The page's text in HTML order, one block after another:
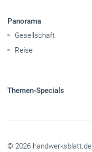
Panorama
Gesellschaft
Reise
Themen-Specials
© 2026 handwerksblatt.de